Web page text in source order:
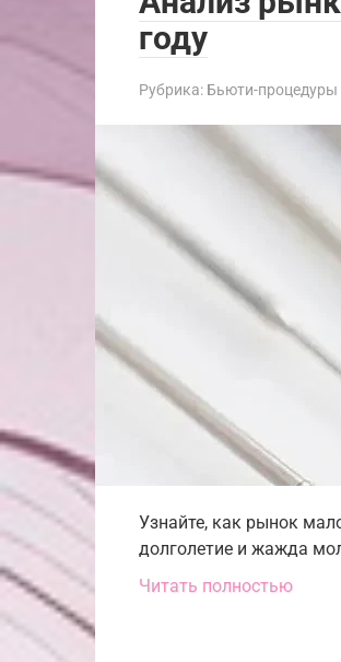
году
Рубрика: Бьюти-процедуры
Узнайте, как рынок
долголетие и жажда
Читать полностью